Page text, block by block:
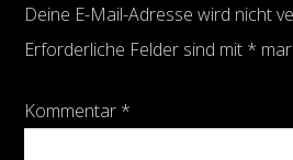
Deine E-Mail-Adresse wird nicht
Erforderliche Felder sind mit *
Kommentar *